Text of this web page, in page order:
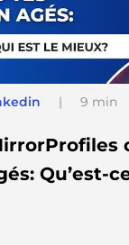
| 9 min
Qu’est-